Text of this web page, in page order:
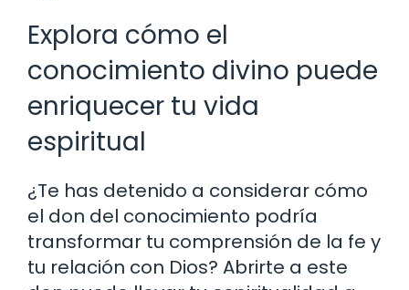
Explora cómo el
conocimiento divino puede
enriquecer tu vida
espiritual
¿Te has detenido a considerar cómo
el don del conocimiento podría
transformar tu comprensión de la fe y
tu relación con Dios? Abrirte a este